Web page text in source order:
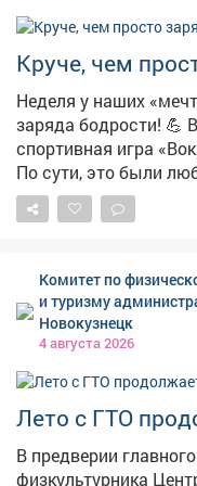
Круче, чем
Неделя у наших
заряда бодрости! 💪
спортивная игра
По сути, это были
только в разы
проявляли чудеса
Главный итог игры,
Но каждый участник
просто
и крепкого иммунитета. Заряжаемся
Комитет по
и туризму
Новокузнецк
4 августа 2026
Лето с ГТО
В предверии
физкультурника Центр тестирования ВФСК ГТО МАУ